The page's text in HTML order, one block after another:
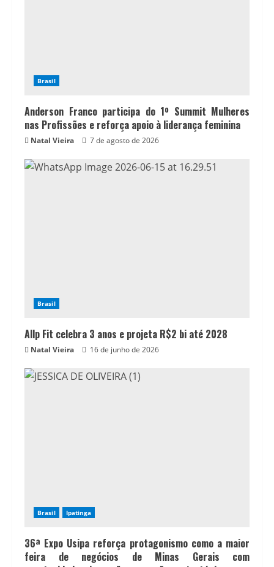
Brasil
Anderson Franco participa do 1º Summit Mulheres
nas Profissões e reforça apoio à liderança feminina
Natal Vieira 7 de agosto de 2026
Brasil
Allp Fit celebra 3 anos e projeta R$2 bi até 2028
Natal Vieira 16 de junho de 2026
Brasil Ipatinga
36ª Expo Usipa reforça protagonismo como a maior
feira de negócios de Minas Gerais com